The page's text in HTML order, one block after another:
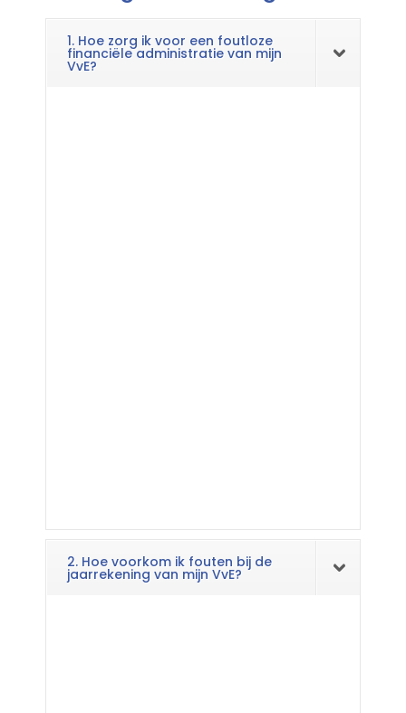
1. Hoe zorg ik voor een foutloze
financiële administratie van mijn
VvE?
2. Hoe voorkom ik fouten bij de
jaarrekening van mijn VvE?